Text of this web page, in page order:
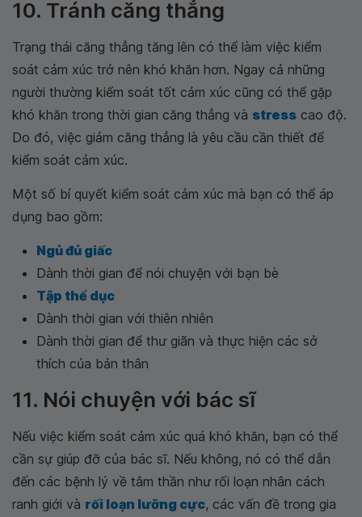
10. Tránh căng thẳng
Trạng thái căng thẳng tăng lên có thể làm việc kiểm
soát cảm xúc trở nên khó khăn hơn. Ngay cả những
người thường kiểm soát tốt cảm xúc cũng có thể gặp
khó khăn trong thời gian căng thẳng và stress cao độ.
Do đó, việc giảm căng thẳng là yêu cầu cần thiết để
kiểm soát cảm xúc.
Một số bí quyết kiểm soát cảm xúc mà bạn có thể áp
dụng bao gồm:
Ngủ đủ giấc
Dành thời gian để nói chuyện với bạn bè
Tập thể dục
Dành thời gian với thiên nhiên
Dành thời gian để thư giãn và thực hiện các sở
thích của bản thân
11. Nói chuyện với bác sĩ
Nếu việc kiểm soát cảm xúc quá khó khăn, bạn có thể
cần sự giúp đỡ của bác sĩ. Nếu không, nó có thể dẫn
đến các bệnh lý về tâm thần như rối loạn nhân cách
ranh giới và rối loạn lưỡng cực, các vấn đề trong gia